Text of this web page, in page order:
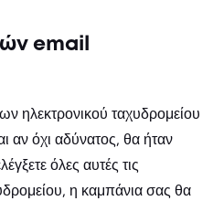
email
ηλεκτρονικού ταχυδρομείου
αν όχι αδύνατος, θα ήταν
όλες αυτές τις
η καμπάνια σας θα